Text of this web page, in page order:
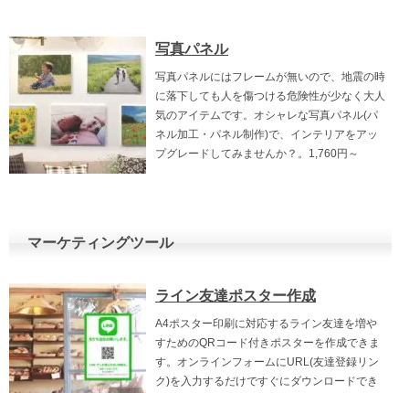
写真パネル
写真パネルにはフレームが無いので、地震の時
に落下しても人を傷つける危険性が少なく大人
気のアイテムです。オシャレな写真パネル(パ
ネル加工・パネル制作)で、インテリアをアッ
プグレードしてみませんか？。1,760円～
マーケティングツール
ライン友達ポスター作成
A4ポスター印刷に対応するライン友達を増や
すためのQRコード付きポスターを作成できま
す。オンラインフォームにURL(友達登録リン
ク)を入力するだけですぐにダウンロードでき